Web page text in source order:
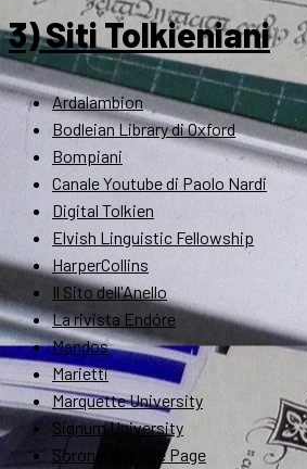
3) Siti Tolkieniani
Ardalambion
Bodleian Library di Oxford
Bompiani
Canale Youtube di Paolo Nardi
Digital Tolkien
Elvish Linguistic Fellowship
HarperCollins
Il Sito dell'Anello
La rivista Endóre
Mandos
Marietti
Marquette University
Signum University
Soronel's Home Page